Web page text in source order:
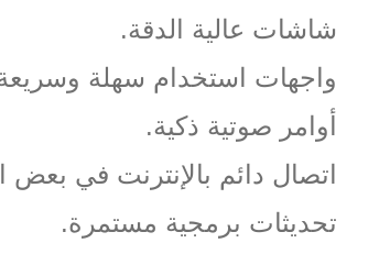
شاشات عالية الدقة.
واجهات استخدام سهلة
أوامر صوتية ذكية.
اتصال دائم بالإنترنت في بعض
تحديثات برمجية مستمرة.